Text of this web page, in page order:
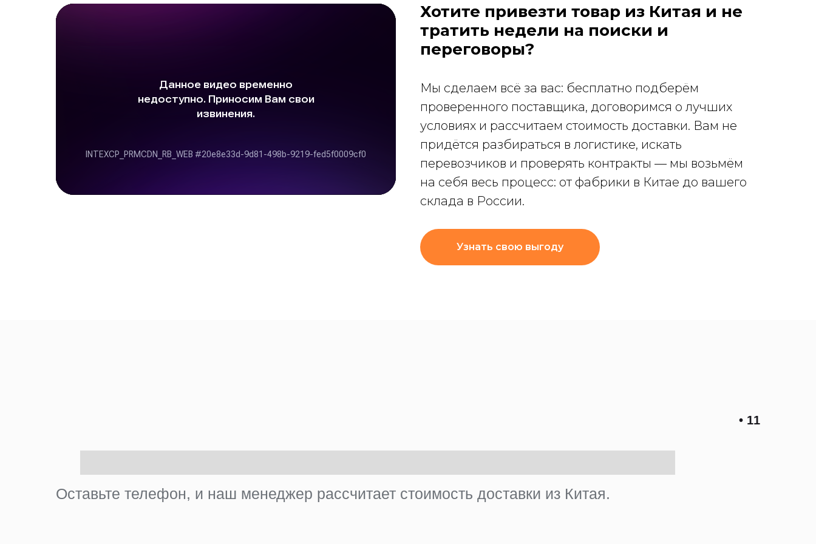
Хотите привезти товар из Китая и не
тратить недели на поиски и
переговоры?
Мы сделаем всё за вас: бесплатно подберём
проверенного поставщика, договоримся о лучших
условиях и рассчитаем стоимость доставки. Вам не
придётся разбираться в логистике, искать
перевозчиков и проверять контракты — мы возьмём
на себя весь процесс: от фабрики в Китае до вашего
склада в России.
Узнать свою выгоду
• 11
Оставьте телефон, и наш менеджер рассчитает стоимость доставки из Китая.